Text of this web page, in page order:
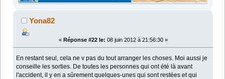
Yona82
« Réponse #22 le: 08 juin 2012 à 21:56:30 »
En restant seul, cela ne v pas du tout arranger les choses. Moi aussi je
conseille les sorties. De toutes les personnes qui ont été là avant
l'accident, il y en a sûrement quelques-unes qui sont restées et qui